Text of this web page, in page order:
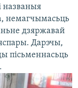
немагчымасьць
дзяржавай
Дарэчы,
пісьменнасьць